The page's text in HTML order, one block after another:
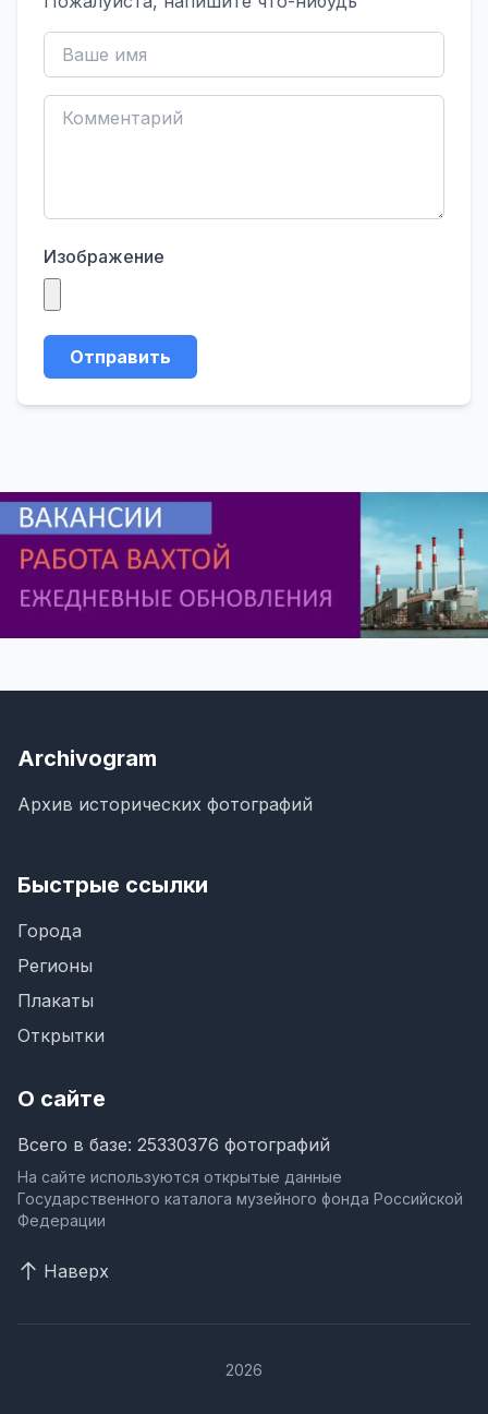
Изображение
Отправить
Archivogram
Архив исторических фотографий
Быстрые ссылки
Города
Регионы
Плакаты
Открытки
О сайте
Всего в базе: 25330376 фотографий
На сайте используются открытые данные
Государственного каталога музейного фонда Российской
Федерации
Наверх
2026